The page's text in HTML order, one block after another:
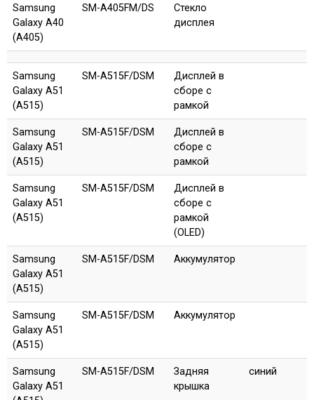
Samsung
Galaxy A40
(A405)
SM-A405FM/DS
Стекло
дисплея
Samsung
Galaxy A51
(A515)
SM-A515F/DSM
Дисплей в
сборе с
рамкой
Samsung
Galaxy A51
(A515)
SM-A515F/DSM
Дисплей в
сборе с
рамкой
Samsung
Galaxy A51
(A515)
SM-A515F/DSM
Дисплей в
сборе с
рамкой
(OLED)
Samsung
Galaxy A51
(A515)
SM-A515F/DSM Аккумулятор
Samsung
Galaxy A51
(A515)
SM-A515F/DSM Аккумулятор
Samsung
Galaxy A51
SM-A515F/DSM
Задняя
крышка
синий